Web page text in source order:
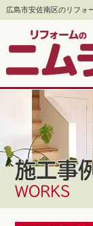
広島市安佐南区のリフォ
施工事
WORKS